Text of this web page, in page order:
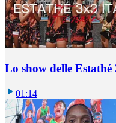
Lo show delle
01:14